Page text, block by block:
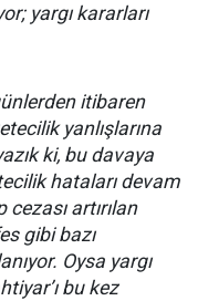
yargı kararları
itibaren
yanlışlarına
ki, bu davaya
hataları devam
artırılan
gibi bazı
Oysa yargı
bu kez